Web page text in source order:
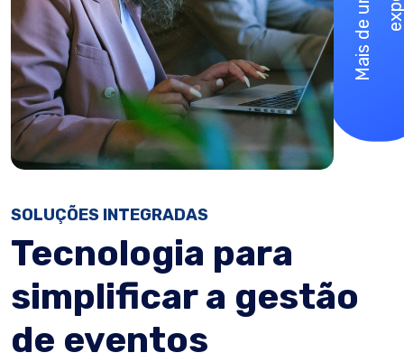
SOLUÇÕES INTEGRADAS
Tecnologia para
simplificar a gestão
de eventos